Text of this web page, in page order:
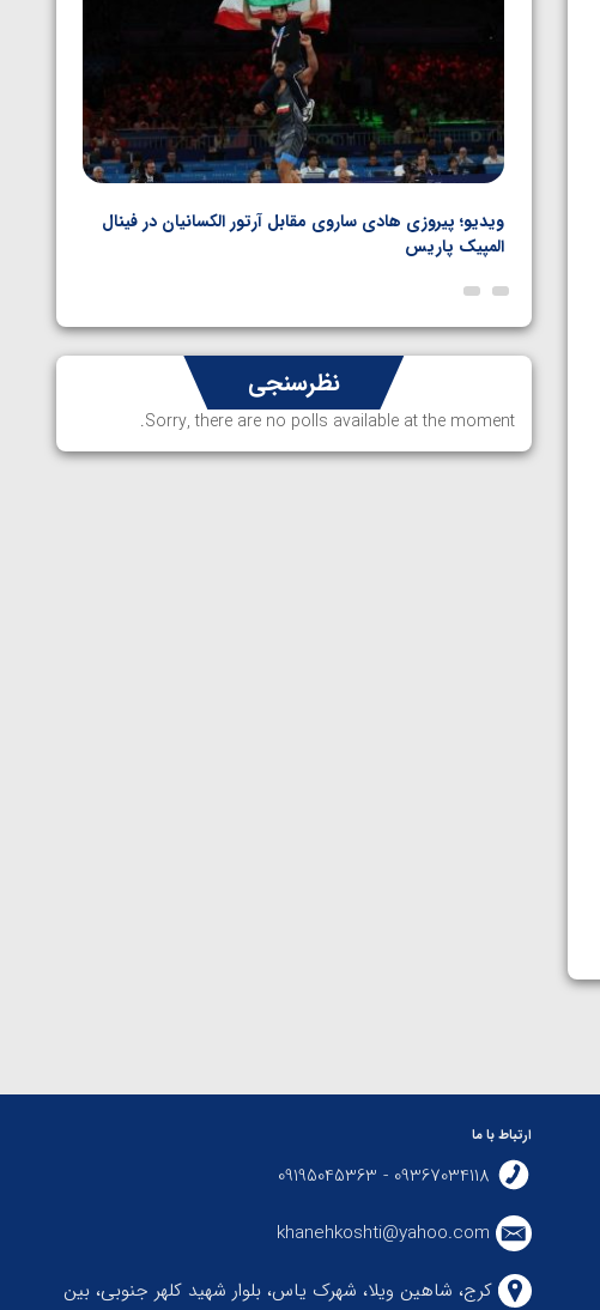
ویدیو؛ پیروزی هادی ساروی مقابل آرتور الکسانیان در فینال
المپیک پاریس
نظرسنجی
Sorry, there are no polls available at the moment.
ارتباط با ما
09367034118 - 09195045363
khanehkoshti@yahoo.com
کرج، شاهین ویلا، شهرک یاس، بلوار شهید کلهر جنوبی، بین